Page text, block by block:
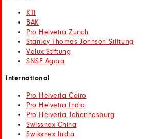
KTI
BAK
Pro Helvetia Zurich
Stanley Thomas Johnson Stiftung
Velux Stiftung
SNSF Agora
International
Pro Helvetia Cairo
Pro Helvetia India
Pro Helvetia Johannesburg
Swissnex China
Swissnex India